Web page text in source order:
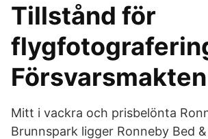
Tillstånd för
Försvarsmakten
Mitt i vackra och prisbelönta
Brunnspark ligger Ronneby Bed